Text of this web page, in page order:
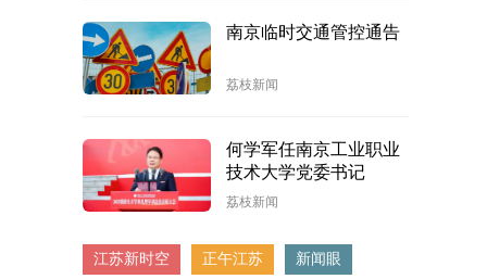
南京临时交通管控通告
荔枝新闻
何学军任南京工业职业
技术大学党委书记
荔枝新闻
江苏新时空 正午江苏 新闻眼